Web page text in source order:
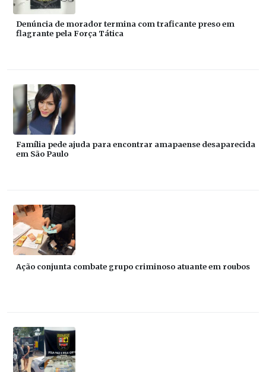
Denúncia de morador termina com traficante preso em
flagrante pela Força Tática
Família pede ajuda para encontrar amapaense desaparecida
em São Paulo
Ação conjunta combate grupo criminoso atuante em roubos